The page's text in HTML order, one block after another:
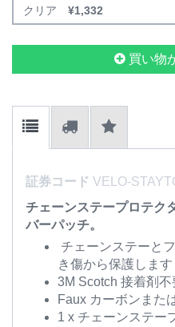
クリア ¥1,332
買い物
証券コード VELO-
チェーンステープロテク
バーパッチ。
チェーンステーと
き傷から保護します
3M Scotch 接着剤不
Faux カーボンまた
1 x チェーンステー